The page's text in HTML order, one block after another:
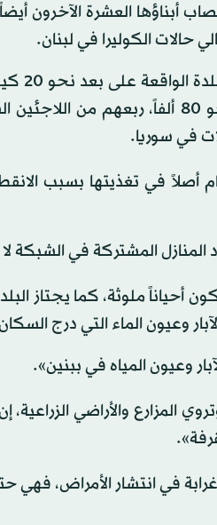
العشرة الآخرون
حالات الكوليرا في لبنان.
ويحضر يومياً
سوريا، على ما تفيد مديرته ناهد سعد الدين، بينما يبلغ عدد
في سوريا.
أصلاً في تغذيتها بسبب
المشتركة في الشبكة لا
ملوثة، كما يجتاز
وعيون الماء التي درج
وعيون المياه في ببنين».
المزارع والأراضي
غرابة في انتشار الأمراض،